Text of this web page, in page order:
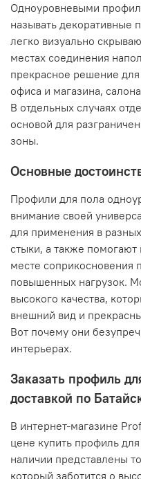
Одноуровневыми
называть декоративные
легко визуально
местах соединения
прекрасное решение
офиса и магазина,
В отдельных случаях
основой для
зоны.
Основные
Профили для пола
внимание своей
для применения в
стыки, а также
месте соприкосновения
повышенных нагрузок.
высокого качества,
внешний вид и
Вот почему они
интерьерах.
Заказать профиль
доставкой по
В интернет-магазине
цене купить профиль
наличии представлены
который заботится о